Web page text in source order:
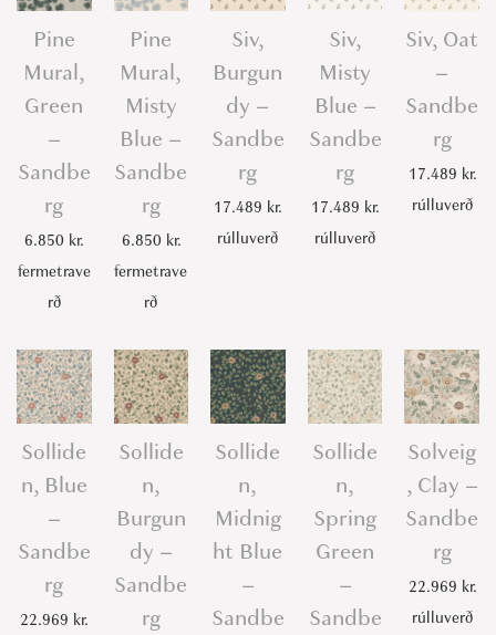
Pine
Mural,
Green
–
Sandbe
rg
6.850 kr.
fermetrave
rð
Pine
Mural,
Misty
Blue –
Sandbe
rg
6.850 kr.
fermetrave
rð
Siv,
Burgun
dy –
Sandbe
rg
17.489 kr.
rúlluverð
Siv,
Misty
Blue –
Sandbe
rg
17.489 kr.
rúlluverð
Siv, Oat
–
Sandbe
rg
17.489 kr.
rúlluverð
Sollide
n, Blue
–
Sandbe
rg
22.969 kr.
Sollide
n,
Burgun
dy –
Sandbe
rg
Sollide
n,
Midnig
ht Blue
–
Sandbe
Sollide
n,
Spring
Green
–
Sandbe
Solveig
, Clay –
Sandbe
rg
22.969 kr.
rúlluverð